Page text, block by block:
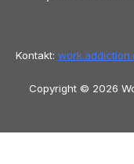
Kontakt:
Copyright © 2026